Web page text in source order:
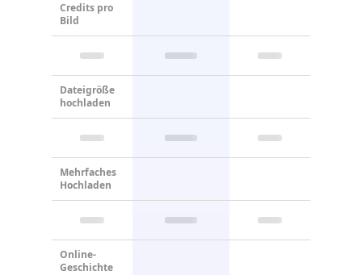
Credits pro
Bild
Dateigröße
hochladen
Mehrfaches
Hochladen
Online-
Geschichte